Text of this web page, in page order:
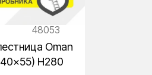
48053
Oman
H280